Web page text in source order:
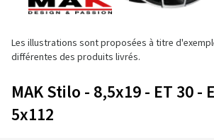
Les illustrations sont proposées à titre
différentes des produits livrés.
MAK Stilo - 8,5x19 - ET 30 -
5x112